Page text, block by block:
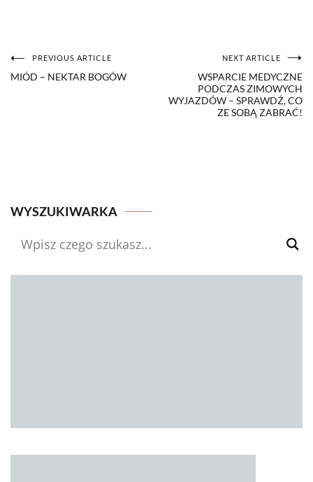
NAWIGACJA
PREVIOUS ARTICLE
MIÓD – NEKTAR BOGÓW
NEXT ARTICLE
WSPARCIE MEDYCZNE
PODCZAS ZIMOWYCH
WYJAZDÓW – SPRAWDŹ, CO
ZE SOBĄ ZABRAĆ!
WYSZUKIWARKA